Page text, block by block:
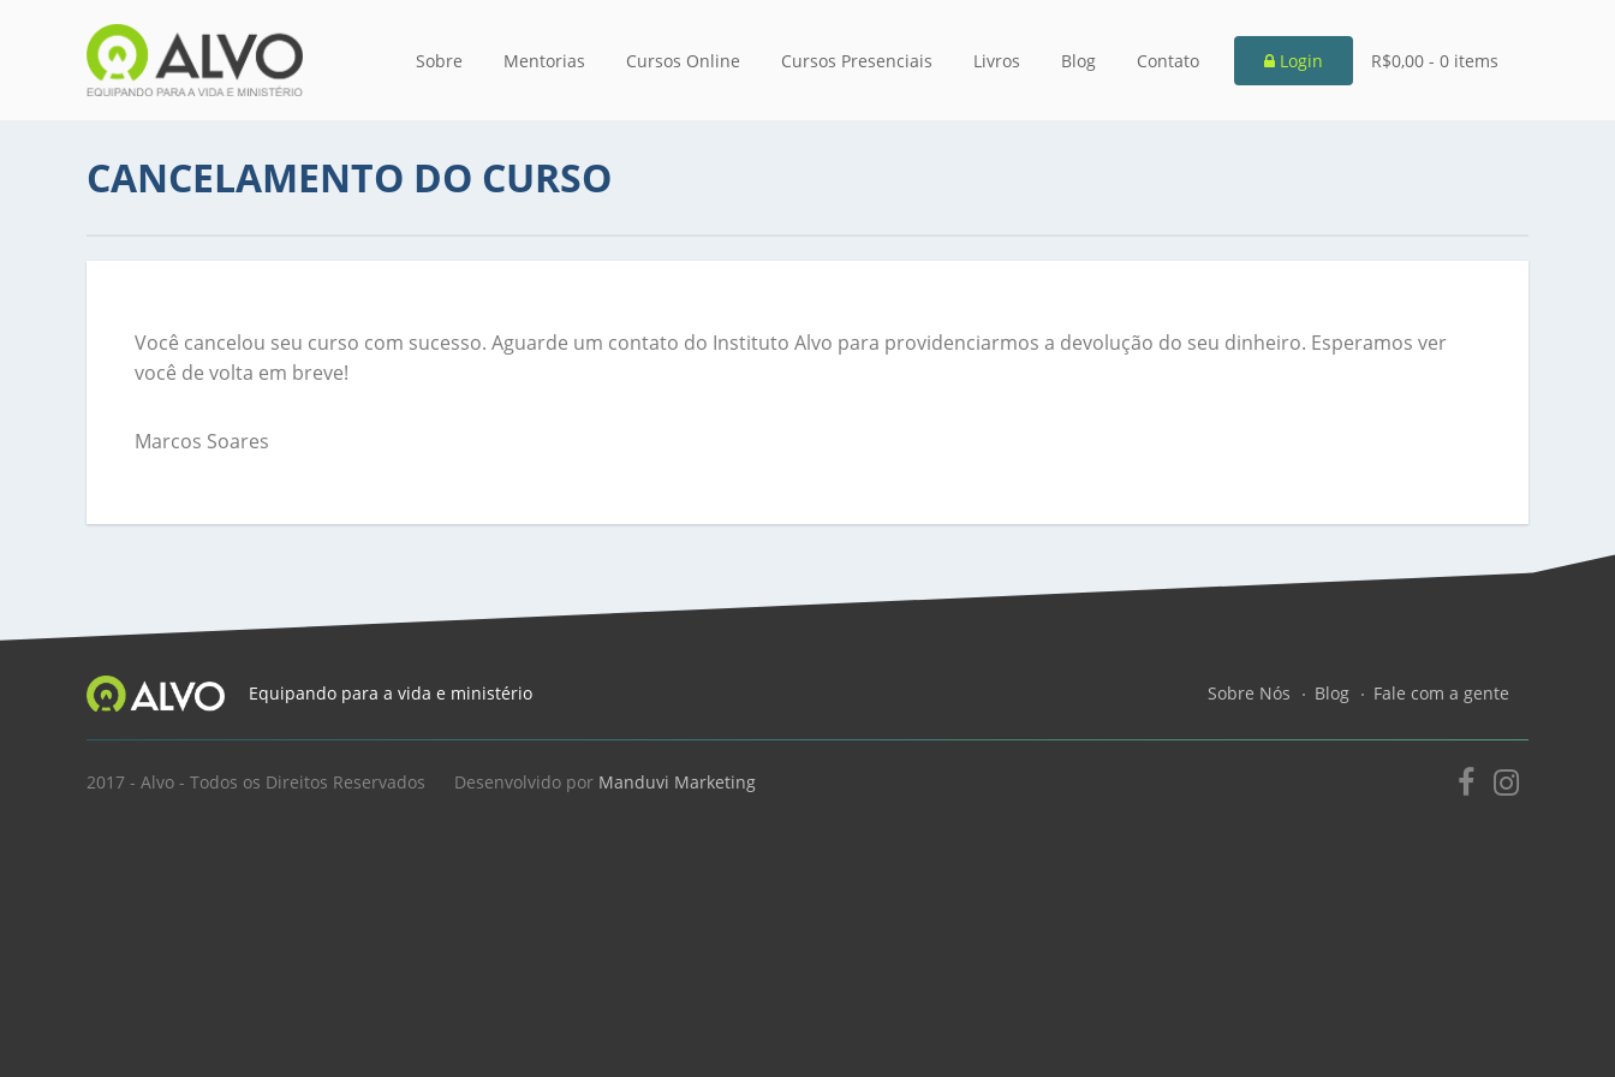
Sobre Mentorias Cursos Online Cursos Presenciais Livros Blog Contato Login R$0,00 - 0 items
CANCELAMENTO DO CURSO
Você cancelou seu curso com sucesso. Aguarde um contato do Instituto Alvo para providenciarmos a devolução do seu dinheiro. Esperamos ver
você de volta em breve!
Marcos Soares
Equipando para a vida e ministério Sobre Nós Blog Fale com a gente
2017 - Alvo - Todos os Direitos Reservados Desenvolvido por Manduvi Marketing